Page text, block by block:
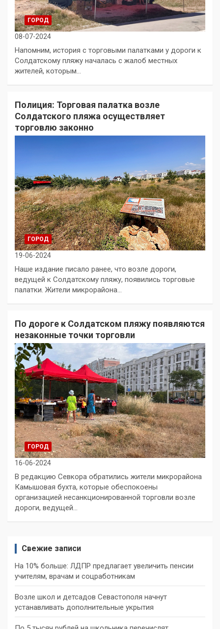
ГОРОД
08-07-2024
Напомним, история с торговыми палатками у дороги к
Солдатскому пляжу началась с жалоб местных
жителей, которым…
Полиция: Торговая палатка возле
Солдатского пляжа осуществляет
торговлю законно
ГОРОД
19-06-2024
Наше издание писало ранее, что возле дороги,
ведущей к Солдатскому пляжу, появились торговые
палатки. Жители микрорайона…
По дороге к Солдатском пляжу появляются
незаконные точки торговли
ГОРОД
16-06-2024
В редакцию Севкора обратились жители микрорайона
Камышовая бухта, которые обеспокоены
организацией несанкционированной торговли возле
дороги, ведущей…
Свежие записи
На 10% больше: ЛДПР предлагает увеличить пенсии
учителям, врачам и соцработникам
Возле школ и детсадов Севастополя начнут
устанавливать дополнительные укрытия